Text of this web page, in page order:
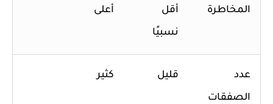
المخاطرة أقل
نسبيًا
أعلى
عدد
الصفقات
قليل كثير